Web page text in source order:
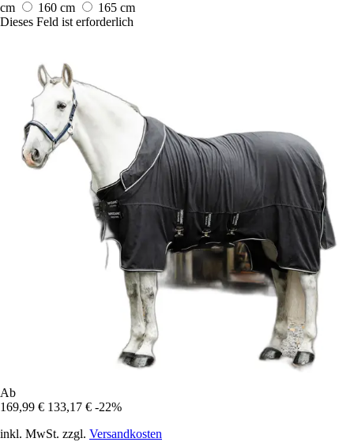
cm
160 cm
165 cm
Dieses Feld ist erforderlich
Ab
169,99 € 133,17 € -22%
inkl. MwSt. zzgl. Versandkosten